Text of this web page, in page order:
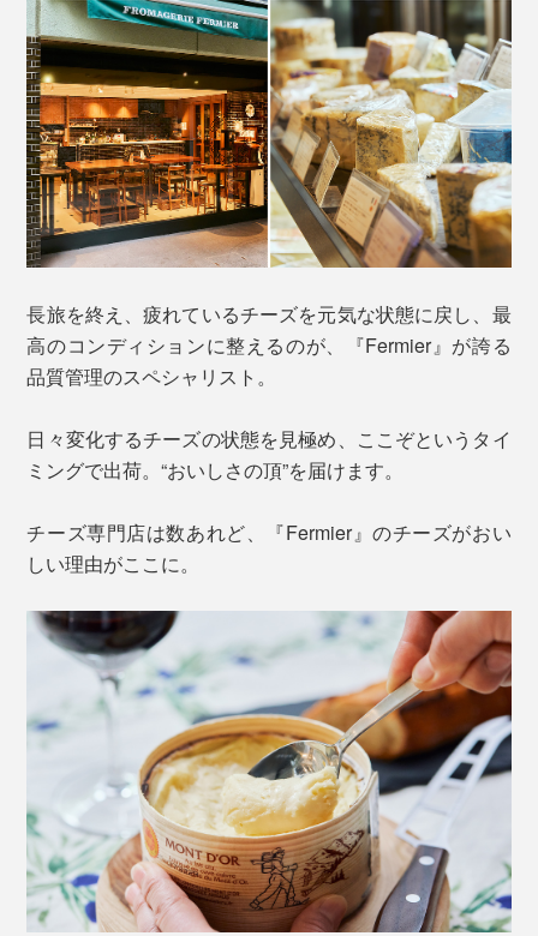
長旅を終え、疲れているチーズを元気な状態に戻し、最
高のコンディションに整えるのが、『Fermier』が誇る
品質管理のスペシャリスト。
日々変化するチーズの状態を見極め、ここぞというタイ
ミングで出荷。“おいしさの頂”を届けます。
チーズ専門店は数あれど、『Fermier』のチーズがおい
しい理由がここに。